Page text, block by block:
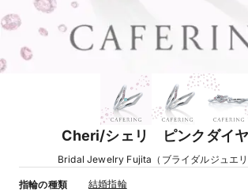
Cheri/シェリ ピンクダイ
Bridal Jewelry Fujita（ブライダルジュエリ
指輪の種類 結婚指輪